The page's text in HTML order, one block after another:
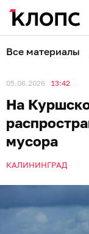
Все материалы
05.06.2026 13:42
На
мусора
КАЛИНИНГРАД